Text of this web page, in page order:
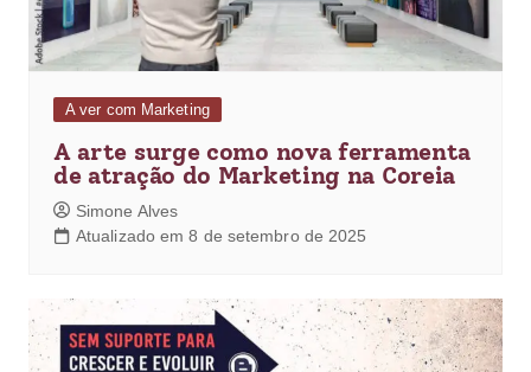
A ver com Marketing
A arte surge como nova ferramenta
de atração do Marketing na Coreia
Simone Alves
Atualizado em 8 de setembro de 2025